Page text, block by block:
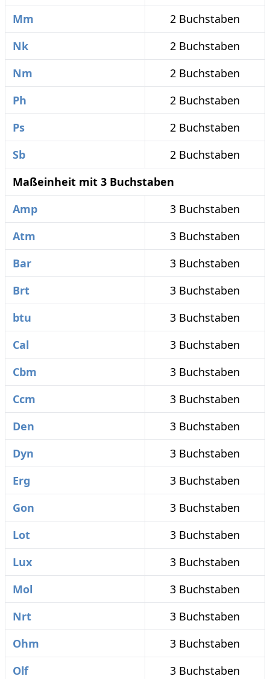
Mm
2 Buchstaben
Nk
2 Buchstaben
Nm
2 Buchstaben
Ph
2 Buchstaben
Ps
2 Buchstaben
Sb
2 Buchstaben
Maßeinheit mit 3 Buchstaben
Amp
3 Buchstaben
Atm
3 Buchstaben
Bar
3 Buchstaben
Brt
3 Buchstaben
btu
3 Buchstaben
Cal
3 Buchstaben
Cbm
3 Buchstaben
Ccm
3 Buchstaben
Den
3 Buchstaben
Dyn
3 Buchstaben
Erg
3 Buchstaben
Gon
3 Buchstaben
Lot
3 Buchstaben
Lux
3 Buchstaben
Mol
3 Buchstaben
Nrt
3 Buchstaben
Ohm
3 Buchstaben
Olf
3 Buchstaben